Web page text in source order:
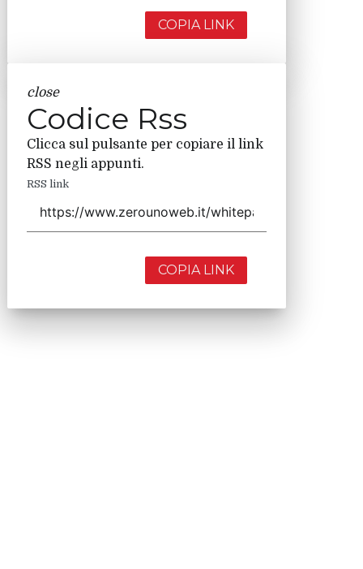
COPIA LINK
close
Codice Rss
Clicca sul pulsante per copiare il link
RSS negli appunti.
RSS link
COPIA LINK